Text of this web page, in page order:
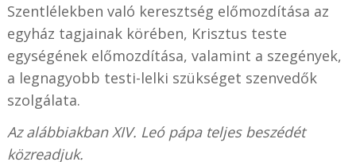
Szentlélekben való keresztség előmozdítása az
egyház tagjainak körében, Krisztus teste
egységének előmozdítása, valamint a szegények,
a legnagyobb testi-lelki szükséget szenvedők
szolgálata.
Az alábbiakban XIV. Leó pápa teljes beszédét
közreadjuk.